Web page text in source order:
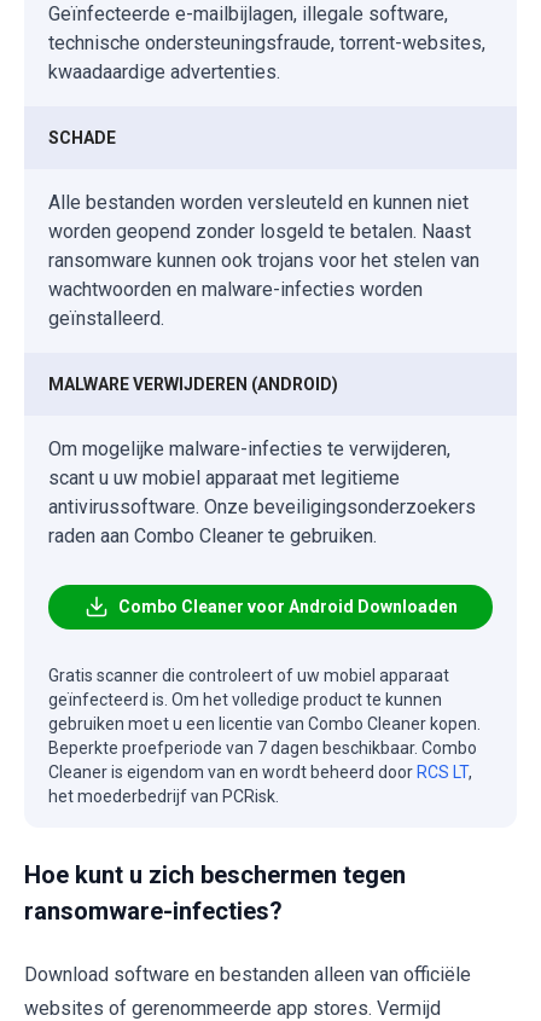
Geïnfecteerde e-mailbijlagen, illegale software,
technische ondersteuningsfraude, torrent-websites,
kwaadaardige advertenties.
SCHADE
Alle bestanden worden versleuteld en kunnen niet
worden geopend zonder losgeld te betalen. Naast
ransomware kunnen ook trojans voor het stelen van
wachtwoorden en malware-infecties worden
geïnstalleerd.
MALWARE VERWIJDEREN (ANDROID)
Om mogelijke malware-infecties te verwijderen,
scant u uw mobiel apparaat met legitieme
antivirussoftware. Onze beveiligingsonderzoekers
raden aan Combo Cleaner te gebruiken.
Combo Cleaner voor Android Downloaden
Gratis scanner die controleert of uw mobiel apparaat
geïnfecteerd is. Om het volledige product te kunnen
gebruiken moet u een licentie van Combo Cleaner kopen.
Beperkte proefperiode van 7 dagen beschikbaar. Combo
Cleaner is eigendom van en wordt beheerd door RCS LT,
het moederbedrijf van PCRisk.
Hoe kunt u zich beschermen tegen
ransomware-infecties?
Download software en bestanden alleen van officiële
websites of gerenommeerde app stores. Vermijd